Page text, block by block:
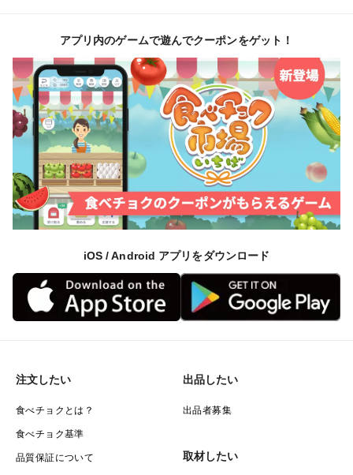
アプリ内のゲームで遊んでクーポンをゲット！
iOS / Android アプリをダウンロード
注文したい
食べチョクとは？
食べチョク基準
品質保証について
出品したい
出品者募集
取材したい